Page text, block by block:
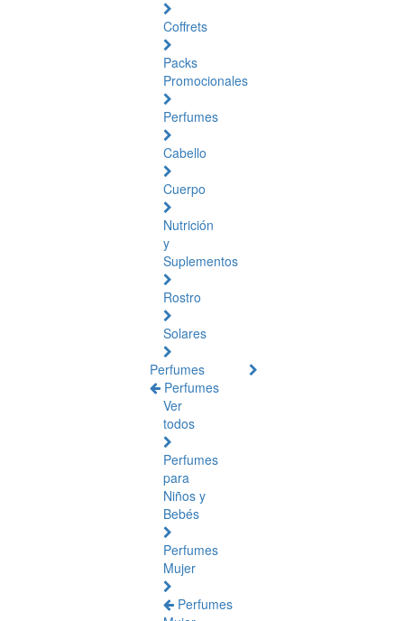
Coffrets
Packs
Promocionales
Perfumes
Cabello
Cuerpo
Nutrición
y
Suplementos
Rostro
Solares
Perfumes
Perfumes
Ver
todos
Perfumes
para
Niños y
Bebés
Perfumes
Mujer
Perfumes